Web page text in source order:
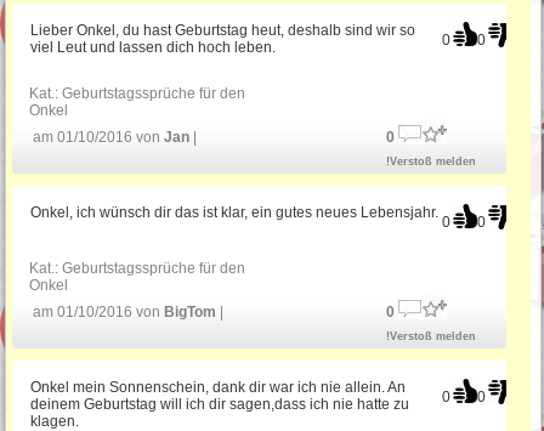
0 0
Lieber Onkel, du hast Geburtstag heut, deshalb sind wir so
viel Leut und lassen dich hoch leben.
Kat.:Geburtstagssprüche für den
Onkel
am 01/10/2016 vonJan 0
!Verstoß melden
0 0
Onkel, ich wünsch dir das ist klar, ein gutes neues Lebensjahr.
Kat.:Geburtstagssprüche für den
Onkel
am 01/10/2016 von BigTom 0
!Verstoß melden
0 0
Onkel mein Sonnenschein, dank dir war ich nie allein. An
deinem Geburtstag will ich dir sagen,dass ich nie hatte zu
klagen.